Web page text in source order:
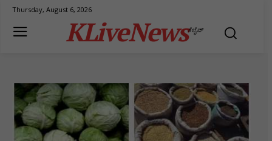
Thursday, August 6, 2026
KLiveNewsಕೆಲೈವ್